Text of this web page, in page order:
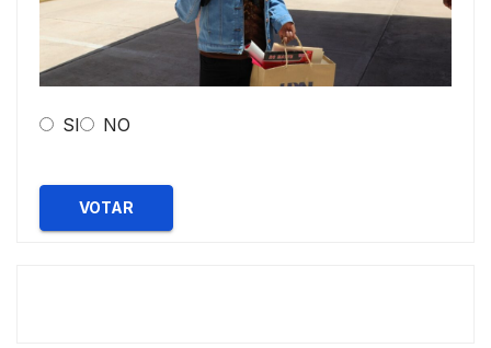
SI NO
VOTAR